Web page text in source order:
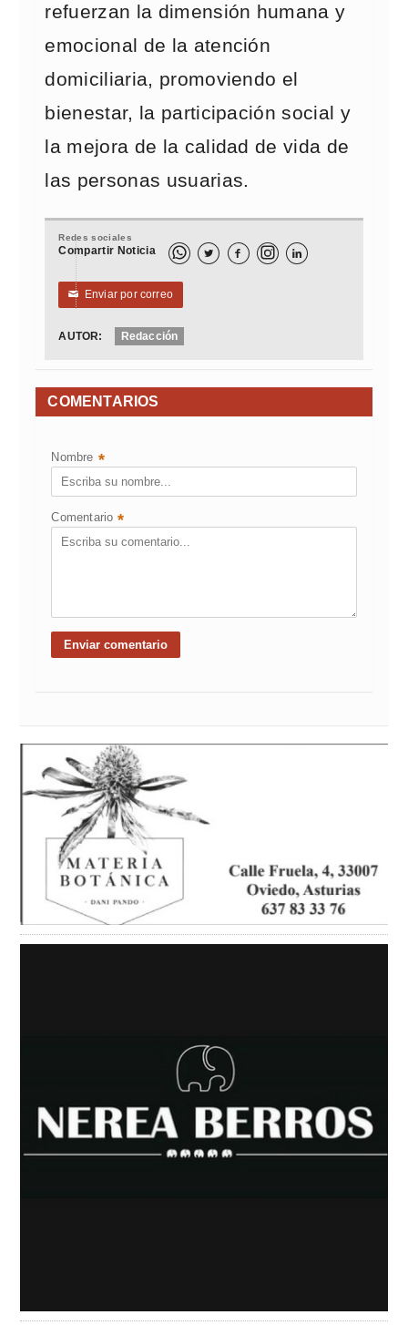
refuerzan la dimensión humana y
emocional de la atención
domiciliaria, promoviendo el
bienestar, la participación social y
la mejora de la calidad de vida de
las personas usuarias.
Redes sociales
Compartir Noticia   
✉ Enviar por correo
AUTOR: Redacción
COMENTARIOS
Nombre *
Comentario *